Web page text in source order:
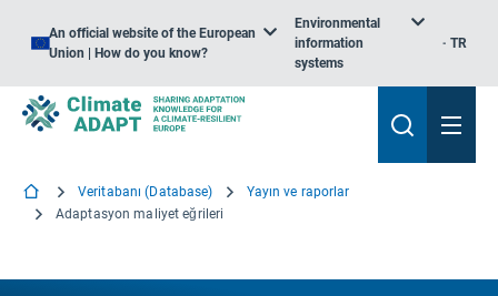
An official website of the European
Union | How do you know?
Environmental
information
systems
TR
Veritabanı (Database)
Yayın ve raporlar
Adaptasyon maliyet eğrileri